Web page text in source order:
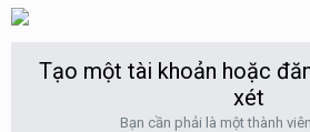
Tạo một tài khoản hoặc
xét
Bạn cần phải là một thành